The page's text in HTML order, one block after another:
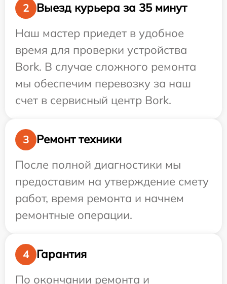
2
Выезд курьера за 35 минут
Наш мастер приедет в удобное
время для проверки устройства
Bork. В случае сложного ремонта
мы обеспечим перевозку за наш
счет в сервисный центр Bork.
3
Ремонт техники
После полной диагностики мы
предоставим на утверждение смету
работ, время ремонта и начнем
ремонтные операции.
4
Гарантия
По окончании ремонта и